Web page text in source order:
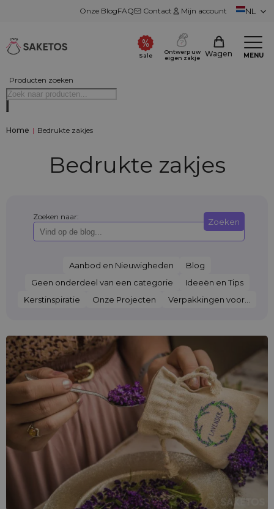
Onze BlogFAQ Contact Mijn account NL
Producten zoeken
Sale
Ontwerp uw
eigen zakje
Wagen MENU
Home | Bedrukte zakjes
Bedrukte zakjes
Zoeken naar: Zoeken
Aanbod en Nieuwigheden
Blog
Geen onderdeel van een categorie
Ideeën en Tips
Kerstinspiratie
Onze Projecten Verpakkingen voor...